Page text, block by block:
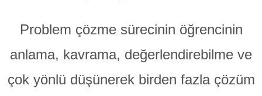
Problem çözme sürecinin öğrencinin
anlama, kavrama, değerlendirebilme ve
çok yönlü düşünerek birden fazla çözüm